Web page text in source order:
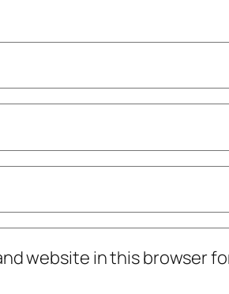
website in this browser